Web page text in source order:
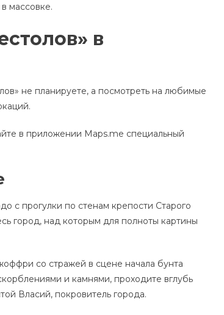
массовке.
в
не планируете, а посмотреть на любимые
в приложении Maps.me специальный
с прогулки по стенам крепости Старого
город, над которым для полноты картины
со стражей в сцене начала бунта
и камнями, проходите вглубь
Власий, покровитель города.